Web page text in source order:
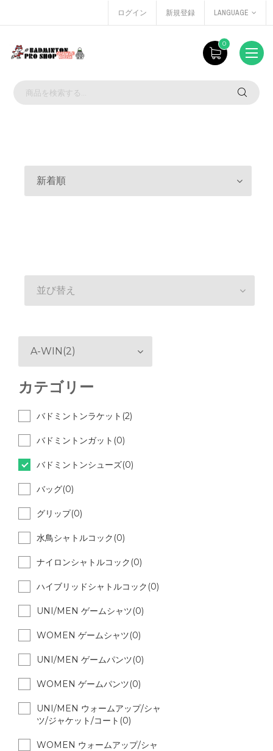
ログイン 新規登録 LANGUAGE
0
新着順
並び替え
A-WIN(2)
カテゴリー
バドミントンラケット(2)
バドミントンガット(0)
バドミントンシューズ(0)
バッグ(0)
グリップ(0)
水鳥シャトルコック(0)
ナイロンシャトルコック(0)
ハイブリッドシャトルコック(0)
UNI/MEN ゲームシャツ(0)
WOMEN ゲームシャツ(0)
UNI/MEN ゲームパンツ(0)
WOMEN ゲームパンツ(0)
UNI/MEN ウォームアップ/シャ
ツ/ジャケット/コート(0)
WOMEN ウォームアップ/シャ